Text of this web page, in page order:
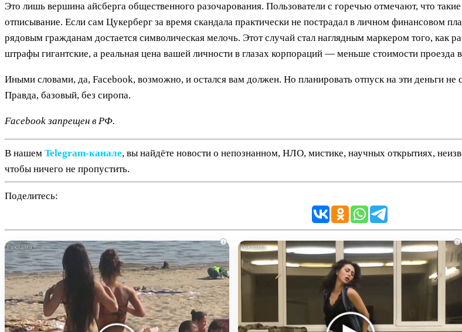
Это лишь вершина айсберга общественного разочарования. Пользователи с горечью отмечают, что
отписывание. Если сам Цукерберг за время скандала практически не пострадал в личном финансовом
рядовым гражданам достается символическая мелочь. Этот случай стал наглядным маркером того, как
штрафы гигантские, а реальная цена вашей личности в глазах корпораций — меньше стоимости проезда
Иными словами, да, Facebook, возможно, и остался вам должен. Но планировать отпуск на эти деньги не
Правда, базовый, без сиропа.
Facebook запрещен в РФ.
В нашем Telegram‑канале, вы найдёте новости о непознанном, НЛО, мистике, научных открытиях,
чтобы ничего не пропустить.
Поделитесь:
i i